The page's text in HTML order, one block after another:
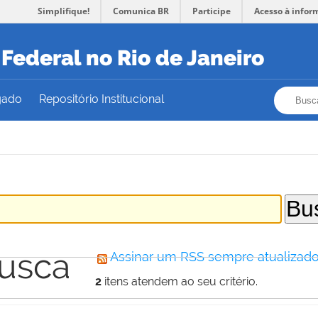
Simplifique! Comunica BR Participe Acesso à
no Rio de Janeiro
Repositório Institucional
Assinar um RSS sempre
2 itens atendem ao seu critério.